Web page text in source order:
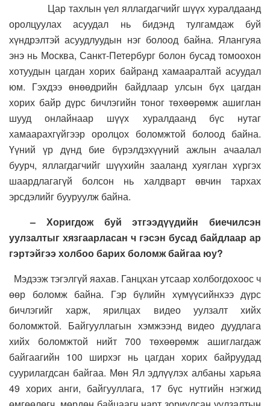
Цар тахлын үел яллагдагчийг шүүх хуралдаанд
оролцуулах асуудал нь бидэнд тулгамдаж буй
хүндрэлтэй асуудлуудын нэг болоод байна. Ялангуяа
энэ нь Москва, Санкт-Петербург болон бусад томоохон
хотуудын цагдан хорих байранд хамааралтай асуудал
юм. Гэхдээ өнөөдрийн байдлаар улсын бүх цагдан
хорих байр дүрс бичлэгийн тоног төхөөрөмж ашиглан
шууд онлайнаар шүүх хуралдаанд бүс нутаг
хамаарахгүйгээр оролцох боломжтой болоод байна.
Үүний үр дүнд бие бүрэлдэхүүний ажлын ачаалал
буурч, яллагдагчийг шүүхийн зааланд хуяглан хүргэх
шаардлагагүй болсон нь халдварт өвчин тархах
эрсдэлийг бууруулж байна.
– Хоригдож буй этгээдүүдийн биечилсэн
уулзалтыг хязгаарласан ч гэсэн бусад байдлаар ар
гэртэйгээ холбоо барих боломж байгаа юу?
Мэдээж тэгэлгүй яахав. Ганцхан утсаар холбогдохоос ч
өөр боломж байна. Гэр бүлийн хүмүүсийнхээ дүрс
бичлэгийг харж, ярилцах видео уулзалт хийх
боломжтой. Байгууллагын хэмжээнд видео дуудлага
хийх боломжтой нийт 700 төхөөрөмж ашиглагдаж
байгаагийн 100 ширхэг нь цагдан хорих байруудад
суурилагдсан байгаа. Мөн Ял эдлүүлэх албаны харьяа
49 хорих анги, байгууллага, 17 бүс нутгийн нэгжид